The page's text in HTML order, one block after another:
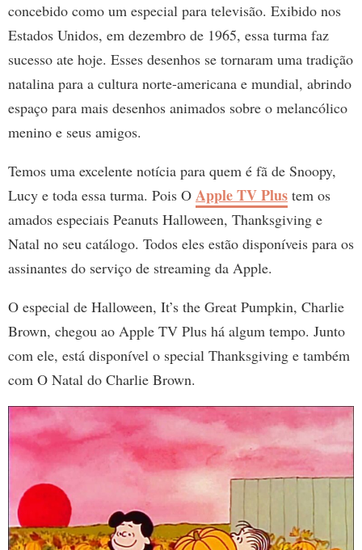
concebido como um especial para televisão. Exibido nos
Estados Unidos, em dezembro de 1965, essa turma faz
sucesso ate hoje. Esses desenhos se tornaram uma tradição
natalina para a cultura norte-americana e mundial, abrindo
espaço para mais desenhos animados sobre o melancólico
menino e seus amigos.
Temos uma excelente notícia para quem é fã de Snoopy,
Lucy e toda essa turma. Pois O Apple TV Plus tem os
amados especiais Peanuts Halloween, Thanksgiving e
Natal no seu catálogo. Todos eles estão disponíveis para os
assinantes do serviço de streaming da Apple.
O especial de Halloween, It’s the Great Pumpkin, Charlie
Brown, chegou ao Apple TV Plus há algum tempo. Junto
com ele, está disponível o special Thanksgiving e também
com O Natal do Charlie Brown.